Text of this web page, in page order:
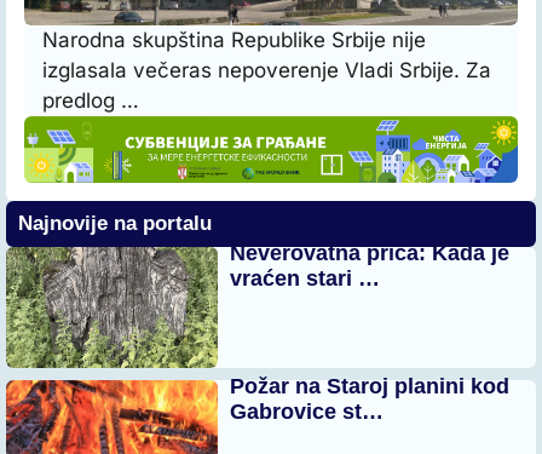
Narodna skupština Republike Srbije nije
izglasala večeras nepoverenje Vladi Srbije. Za
predlog …
Najnovije na portalu
Neverovatna priča: Kada je
vraćen stari …
Požar na Staroj planini kod
Gabrovice st…